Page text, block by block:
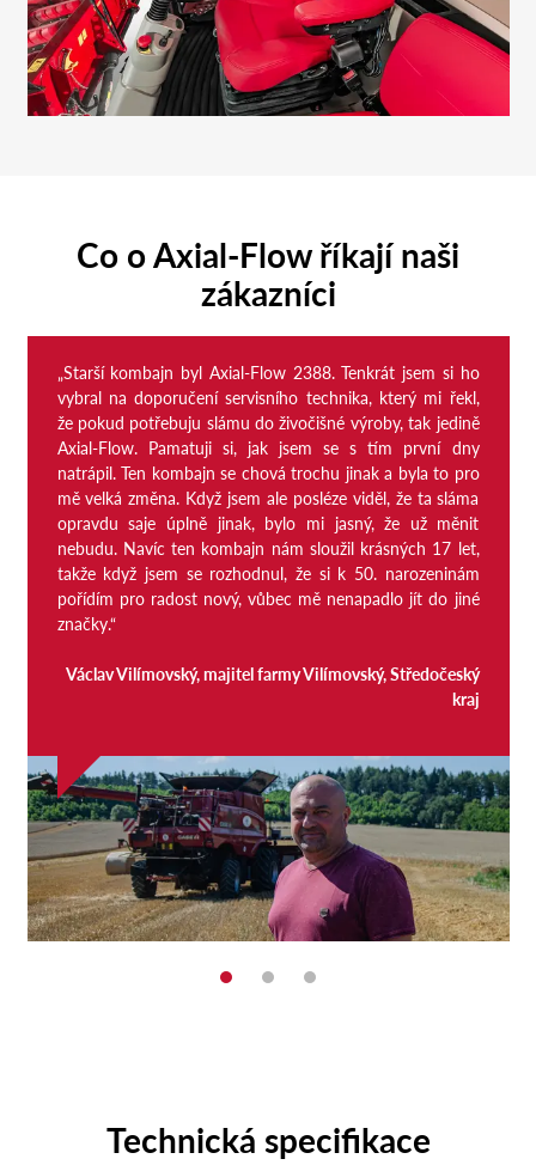
Co o Axial-Flow říkají naši
zákazníci
„Starší kombajn byl Axial-Flow 2388. Tenkrát jsem si ho
vybral na doporučení servisního technika, který mi řekl,
že pokud potřebuju slámu do živočišné výroby, tak jedině
Axial-Flow. Pamatuji si, jak jsem se s tím první dny
natrápil. Ten kombajn se chová trochu jinak a byla to pro
mě velká změna. Když jsem ale posléze viděl, že ta sláma
opravdu saje úplně jinak, bylo mi jasný, že už měnit
nebudu. Navíc ten kombajn nám sloužil krásných 17 let,
takže když jsem se rozhodnul, že si k 50. narozeninám
pořídím pro radost nový, vůbec mě nenapadlo jít do jiné
značky.“
Václav Vilímovský, majitel farmy Vilímovský, Středočeský
kraj
Technická specifikace